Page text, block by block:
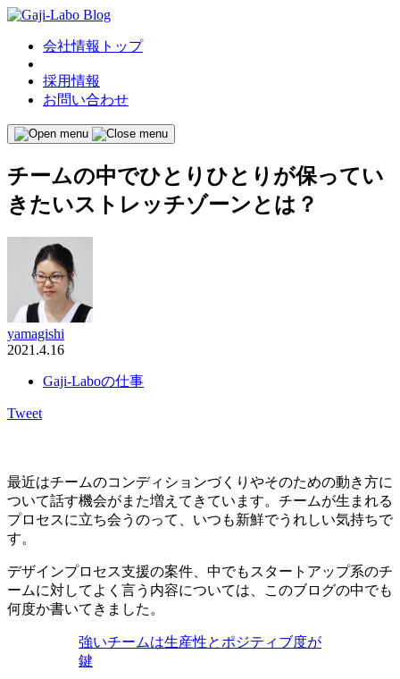
会社情報トップ
採用情報
お問い合わせ
チームの中でひとりひとりが保ってい
きたいストレッチゾーンとは？
yamagishi
2021.4.16
Gaji-Laboの仕事
Tweet
最近はチームのコンディションづくりやそのための動き方に
ついて話す機会がまた増えてきています。チームが生まれる
プロセスに立ち会うのって、いつも新鮮でうれしい気持ちで
す。
デザインプロセス支援の案件、中でもスタートアップ系のチ
ームに対してよく言う内容については、このブログの中でも
何度か書いてきました。
強いチームは生産性とポジティブ度が
鍵